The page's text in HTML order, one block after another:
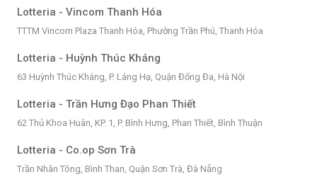
Lotteria - Vincom Thanh Hóa
TTTM Vincom Plaza Thanh Hóa, Phường Trần Phú, Thanh Hóa
Lotteria - Huỳnh Thúc Kháng
63 Huỳnh Thúc Kháng, P. Láng Hạ, Quận Đống Đa, Hà Nội
Lotteria - Trần Hưng Đạo Phan Thiết
62 Thủ Khoa Huân, KP. 1, P. Bình Hưng, Phan Thiết, Bình Thuận
Lotteria - Co.op Sơn Trà
Trần Nhân Tông, Bình Than, Quận Sơn Trà, Đà Nẵng